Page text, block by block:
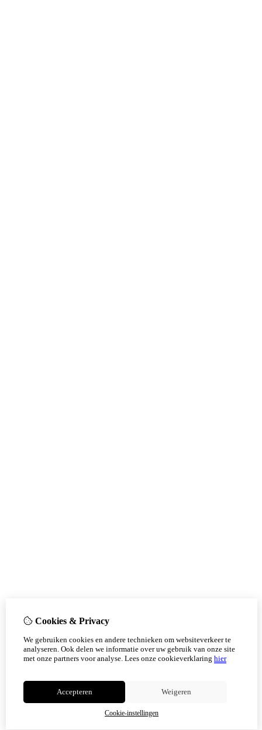
Cookies & Privacy
We gebruiken cookies en andere technieken om websiteverkeer te
analyseren. Ook delen we informatie over uw gebruik van onze site
met onze partners voor analyse. Lees onze cookieverklaring hier
Accepteren Weigeren
Cookie-instellingen